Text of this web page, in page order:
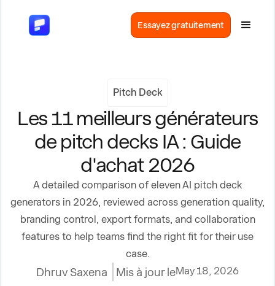
Essayez gratuitement
Pitch Deck
Les 11 meilleurs générateurs
de pitch decks IA : Guide
d'achat 2026
A detailed comparison of eleven AI pitch deck
generators in 2026, reviewed across generation quality,
branding control, export formats, and collaboration
features to help teams find the right fit for their use
case.
Dhruv Saxena Mis à jour leMay 18, 2026